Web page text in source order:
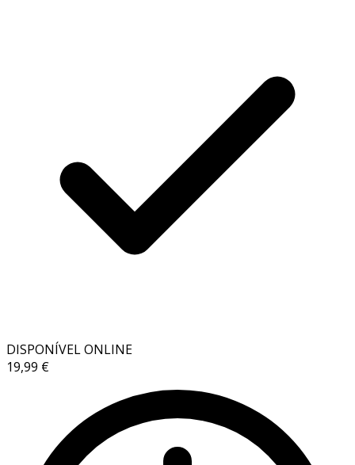
DISPONÍVEL ONLINE
19,99 €